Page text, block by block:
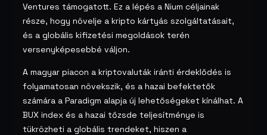
Ventures támogatott. Ez a lépés a Nium céljainak
része, hogy növelje a kripto kártyás szolgáltatásait,
és a globális kifizetési megoldások terén
versenyképesebbé váljon.
A magyar piacon a kriptovaluták iránti érdeklődés is
folyamatosan növekszik, és a hazai befektetők
számára a Paradigm alapja új lehetőségeket kínálhat. A
BUX index és a hazai tőzsde teljesítménye is
tükrözheti a globális trendeket, hiszen a